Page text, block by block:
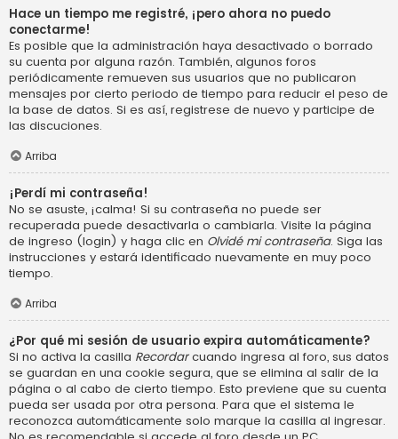
Hace un tiempo me registré, ¡pero ahora no puedo
conectarme!
Es posible que la administración haya desactivado o borrado
su cuenta por alguna razón. También, algunos foros
periódicamente remueven sus usuarios que no publicaron
mensajes por cierto periodo de tiempo para reducir el peso de
la base de datos. Si es así, registrese de nuevo y participe de
las discuciones.
Arriba
¡Perdí mi contraseña!
No se asuste, ¡calma! Si su contraseña no puede ser
recuperada puede desactivarla o cambiarla. Visite la página
de ingreso (login) y haga clic en Olvidé mi contraseña. Siga las
instrucciones y estará identificado nuevamente en muy poco
tiempo.
Arriba
¿Por qué mi sesión de usuario expira automáticamente?
Si no activa la casilla Recordarcuando ingresa al foro, sus datos
se guardan en una cookie segura, que se elimina al salir de la
página o al cabo de cierto tiempo. Esto previene que su cuenta
pueda ser usada por otra persona. Para que el sistema le
reconozca automáticamente solo marque la casilla al ingresar.